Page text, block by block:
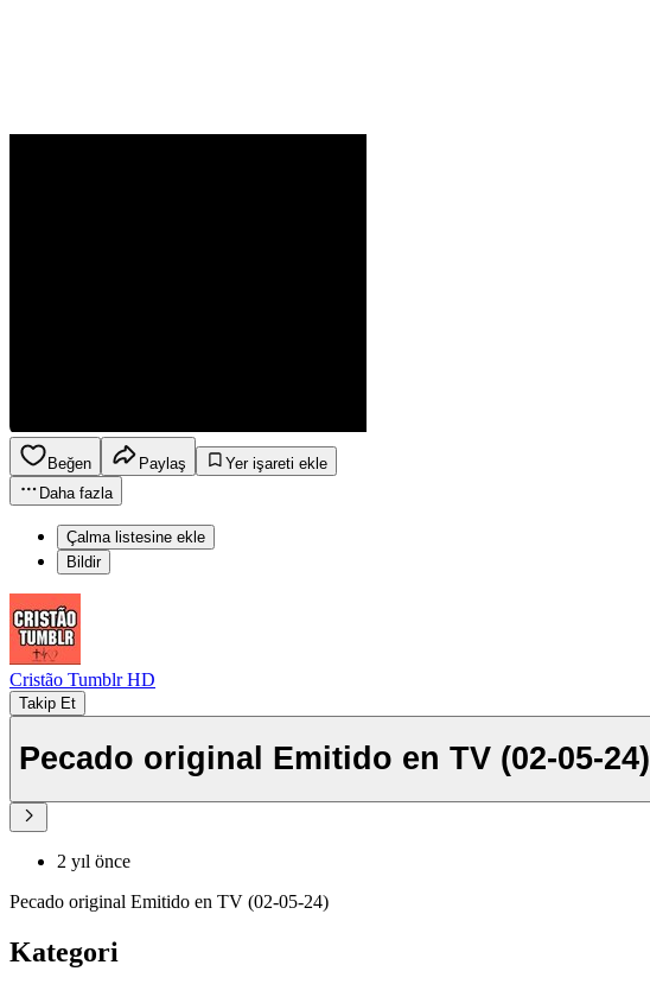
Beğen Paylaş
Yer işareti ekle
Daha fazla
Çalma listesine ekle
Bildir
Cristão Tumblr HD
Takip Et
Pecado original Emitido en TV (02-05-24)
2 yıl önce
Pecado original Emitido en TV (02-05-24)
Kategori